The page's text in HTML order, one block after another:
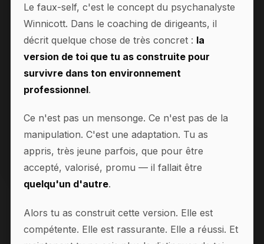
Le faux-self, c'est le concept du psychanalyste
Winnicott. Dans le coaching de dirigeants, il
décrit quelque chose de très concret : la
version de toi que tu as construite pour
survivre dans ton environnement
professionnel.
Ce n'est pas un mensonge. Ce n'est pas de la
manipulation. C'est une adaptation. Tu as
appris, très jeune parfois, que pour être
accepté, valorisé, promu — il fallait être
quelqu'un d'autre.
Alors tu as construit cette version. Elle est
compétente. Elle est rassurante. Elle a réussi. Et